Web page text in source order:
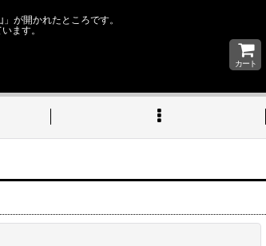
が開かれたところです。
ます。
カート